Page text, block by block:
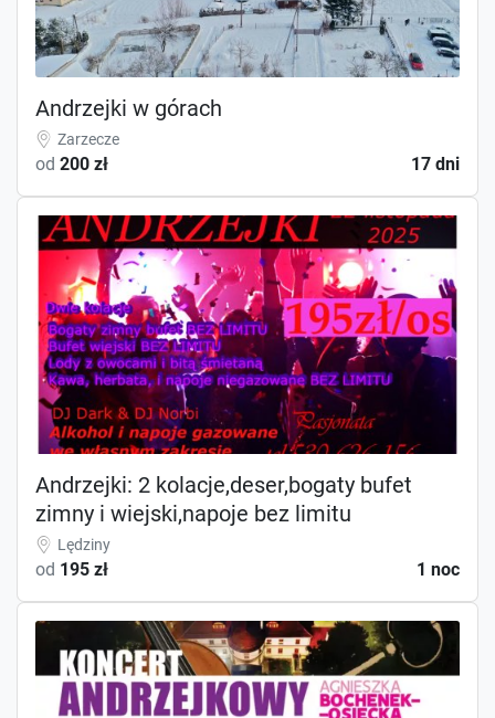
Andrzejki w górach
Zarzecze
od 200 zł 17 dni
Andrzejki: 2 kolacje,deser,bogaty bufet
zimny i wiejski,napoje bez limitu
Lędziny
od 195 zł 1 noc